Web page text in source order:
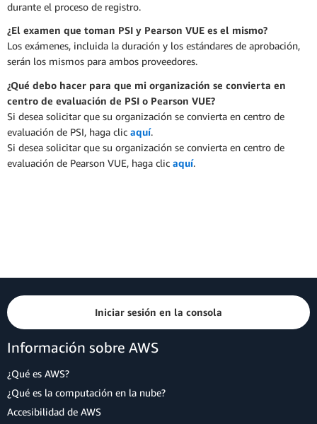
durante el proceso de registro.
¿El examen que toman PSI y Pearson VUE es el mismo?
Los exámenes, incluida la duración y los estándares de aprobación,
serán los mismos para ambos proveedores.
¿Qué debo hacer para que mi organización se convierta en
centro de evaluación de PSI o Pearson VUE?
Si desea solicitar que su organización se convierta en centro de
evaluación de PSI, haga clic aquí.
Si desea solicitar que su organización se convierta en centro de
evaluación de Pearson VUE, haga clic aquí.
Iniciar sesión en la consola
Información sobre AWS
¿Qué es AWS?
¿Qué es la computación en la nube?
Accesibilidad de AWS